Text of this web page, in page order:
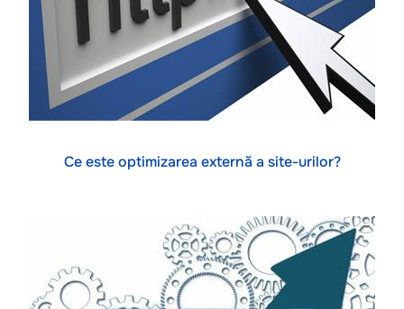
Ce este optimizarea externă a site-urilor?